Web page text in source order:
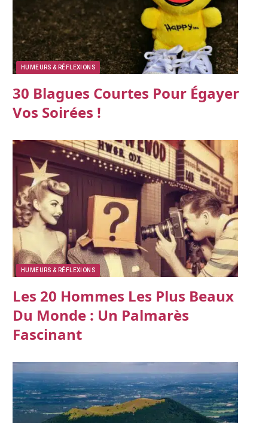
HUMEURS & RÉFLEXIONS
30 Blagues Courtes Pour Égayer
Vos Soirées !
HUMEURS & RÉFLEXIONS
Les 20 Hommes Les Plus Beaux
Du Monde : Un Palmarès
Fascinant